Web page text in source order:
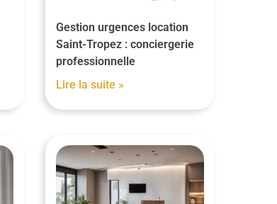
Gestion urgences location
Saint-Tropez : conciergerie
professionnelle
Lire la suite »